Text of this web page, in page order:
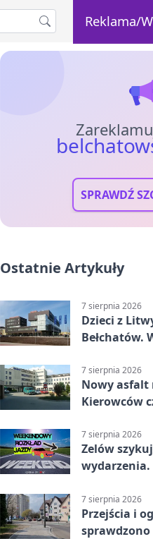
Reklama/
SPRAWDŹ
Ostatnie Artykuły
7 sierpnia 2026
Dzieci z
Bełchatów.
7 sierpnia 2026
Nowy asfalt
Kierowców
7 sierpnia 2026
Zelów
wydarzenia.
7 sierpnia 2026
Przejścia i
sprawdzono